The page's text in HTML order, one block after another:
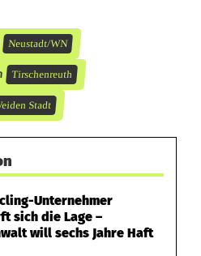
Neustadt/WN
Tirschenreuth
Stadt
Unternehmer
sich die Lage –
will sechs Jahre Haft